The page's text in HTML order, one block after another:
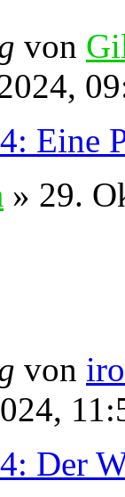
von
Eine
» 29.
von
Der